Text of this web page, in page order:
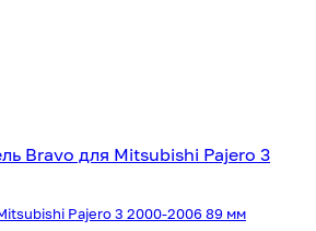
Pajero 3 2000-2006 89 мм